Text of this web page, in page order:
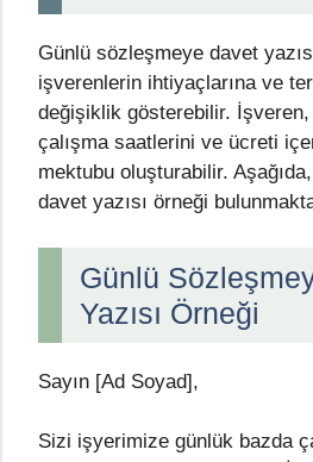
Günlü sözleşmeye davet
işverenlerin ihtiyaçlarına ve
değişiklik gösterebilir. İşveren,
çalışma saatlerini ve ücreti
mektubu oluşturabilir.
davet yazısı örneği
Günlü
Yazısı Örneği
Sayın [Ad Soyad],
Sizi işyerimize günlük bazda